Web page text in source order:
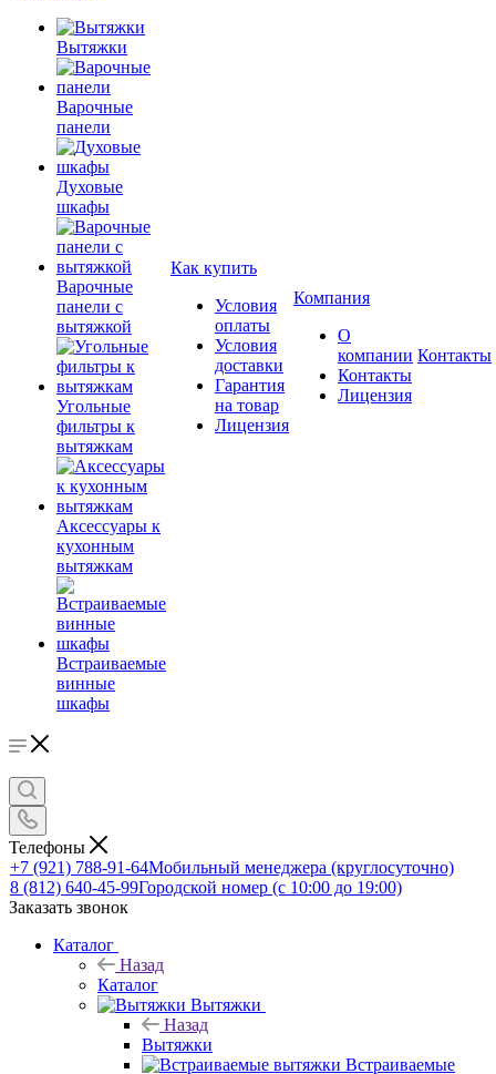
Вытяжки
Варочные
панели
Духовые
шкафы
Варочные
панели с
вытяжкой
Угольные
фильтры к
вытяжкам
Аксессуары к
кухонным
вытяжкам
Встраиваемые
винные
шкафы
Как купить
Условия
оплаты
Условия
доставки
Гарантия
на товар
Лицензия
Компания
О
компании
Контакты
Лицензия
Контакты
Телефоны
+7 (921) 788-91-64Мобильный менеджера (круглосуточно)
8 (812) 640-45-99Городской номер (с 10:00 до 19:00)
Заказать звонок
Каталог
Назад
Каталог
Вытяжки
Назад
Вытяжки
Встраиваемые